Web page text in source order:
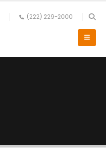
(222) 229-2000